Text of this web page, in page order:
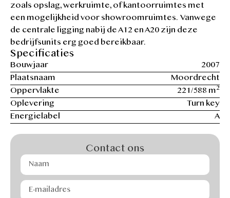
zoals opslag, werkruimte, of kantoorruimtes met
een mogelijkheid voor showroomruimtes. Vanwege
de centrale ligging nabij de A12 en A20 zijn deze
bedrijfsunits erg goed bereikbaar.
Specificaties
Bouwjaar
2007
Plaatsnaam
Moordrecht
Oppervlakte
221/588 m2
Oplevering
Turn key
Energielabel
A
Contact ons